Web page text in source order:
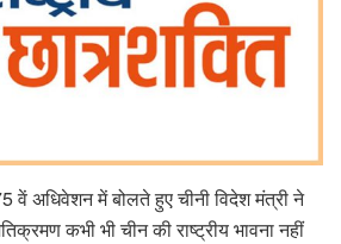
वें अधिवेशन में बोलते हुए चीनी विदेश मंत्री ने
कभी भी चीन की राष्ट्रीय भावना नहीं